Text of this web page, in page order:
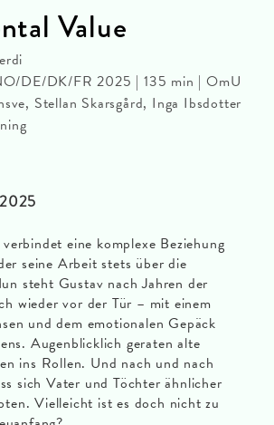
eine komplexe Beziehung
seine Arbeit stets über die
steht Gustav nach Jahren der
wieder vor der Tür – mit einem
und dem emotionalen Gepäck
Augenblicklich geraten alte
ins Rollen. Und nach und nach
sich Vater und Töchter ähnlicher
Vielleicht ist es doch nicht zu
Value
DE/DK/FR 2025 | 135 min | OmU
Stellan Skarsgård, Inga Ibsdotter